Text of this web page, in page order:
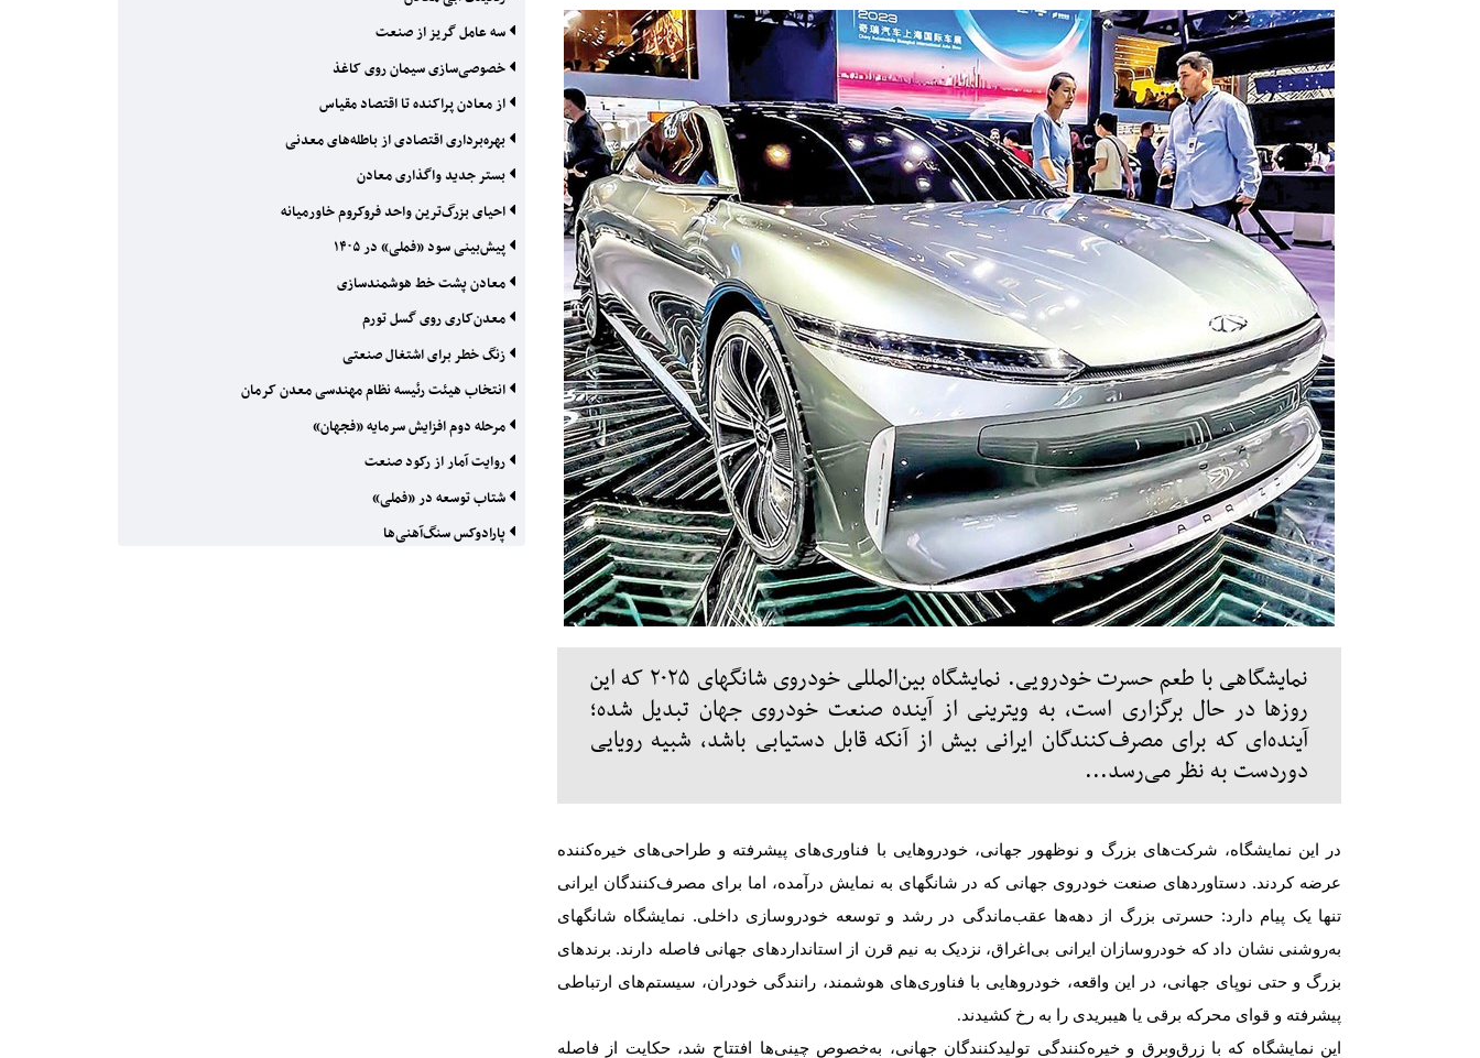
نمایشگاهی با طعم حسرت خودرویی. نمایشگاه بین‌المللی خودروی شانگهای ۲۰۲۵ که این
روزها در حال برگزاری است، به ویترینی از آینده صنعت خودروی جهان تبدیل شده؛
آینده‌ای که برای مصرف‌کنندگان ایرانی بیش از آنکه قابل دستیابی باشد، شبیه رویایی
دوردست به نظر می‌رسد...
در این نمایشگاه، شرکت‌های بزرگ و نوظهور جهانی، خودروهایی با فناوری‌های پیشرفته و طراحی‌های خیره‌کننده
عرضه کردند. دستاوردهای صنعت خودروی جهانی که در شانگهای به نمایش درآمده، اما برای مصرف‌کنندگان ایرانی
تنها یک پیام دارد: حسرتی بزرگ از دهه‌ها عقب‌ماندگی در رشد و توسعه خودروسازی داخلی. نمایشگاه شانگهای
به‌روشنی نشان داد که خودروسازان ایرانی بی‌اغراق، نزدیک به نیم قرن از استانداردهای جهانی فاصله دارند. برندهای
بزرگ و حتی نوپای جهانی، در این واقعه، خودروهایی با فناوری‌های هوشمند، رانندگی خودران، سیستم‌های ارتباطی
پیشرفته و قوای محرکه برقی یا هیبریدی را به رخ کشیدند.
این نمایشگاه که با زرق‌و‌برق و خیره‌کنندگی تولیدکنندگان جهانی، به‌خصوص چینی‌ها افتتاح شد، حکایت از فاصله
سه عامل گریز از صنعت
خصوصی‌سازی سیمان روی کاغذ
از معادن پراکنده تا اقتصاد مقیاس
بهره‌برداری اقتصادی از باطله‌های معدنی
بستر جدید واگذاری معادن
احیای بزرگ‌ترین واحد فروکروم خاورمیانه
پیش‌بینی سود «فملی» در ۱۴۰۵
معادن پشت خط هوشمندسازی
معدن‌کاری روی گسل تورم
زنگ خطر برای اشتغال صنعتی
انتخاب هیئت رئیسه نظام مهندسی معدن کرمان
مرحله دوم افزایش سرمایه «فجهان»
روایت آمار از رکود صنعت
شتاب توسعه در «فملی»
پارادوکس سنگ‌آهنی‌ها